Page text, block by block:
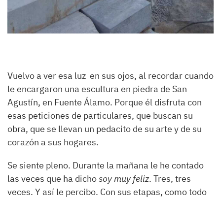
Vuelvo a ver esa luz en sus ojos, al recordar cuando
le encargaron una escultura en piedra de San
Agustín, en Fuente Álamo. Porque él disfruta con
esas peticiones de particulares, que buscan su
obra, que se llevan un pedacito de su arte y de su
corazón a sus hogares.
Se siente pleno. Durante la mañana le he contado
las veces que ha dichosoy muy feliz. Tres, tres
veces. Y así le percibo. Con sus etapas, como todo